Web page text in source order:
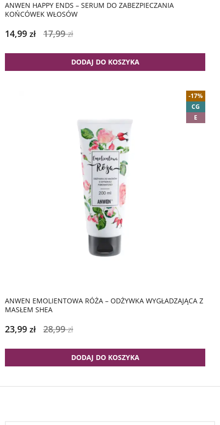
ANWEN HAPPY ENDS – SERUM DO ZABEZPIECZANIA
KOŃCÓWEK WŁOSÓW
14,99 zł 17,99zł
DODAJ DO KOSZYKA
-17%
CG
E
ANWEN EMOLIENTOWA RÓŻA – ODŻYWKA WYGŁADZAJĄCA Z
MASŁEM SHEA
23,99 zł 28,99zł
DODAJ DO KOSZYKA